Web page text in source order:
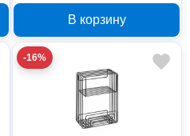
В корзину
-16%